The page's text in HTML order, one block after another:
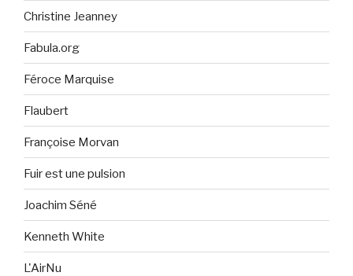
Christine Jeanney
Fabula.org
Féroce Marquise
Flaubert
Françoise Morvan
Fuir est une pulsion
Joachim Séné
Kenneth White
L'AirNu